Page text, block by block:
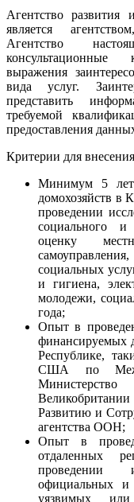
Агентство
является
Агентство
выражения
вида услуг.
представить
требуемой
предоставления
Критерии для
Минимум 5 лет
домохозяйств в
проведении
социального и
оценку
социальных
и гигиена,
молодежи,
года;
Опыт в
финансируемых
Республике,
США по
Развитию и
агентства ООН;
Опыт в
отдаленных
проведении
официальных и
уязвимых